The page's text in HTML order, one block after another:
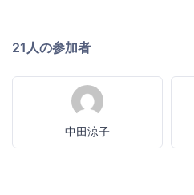
21人の参加者
中田涼子